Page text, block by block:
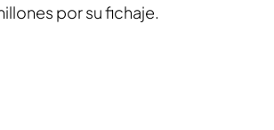
por su fichaje.